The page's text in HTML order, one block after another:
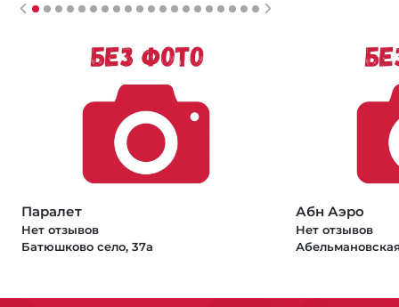
Паралет
Нет отзывов
Батюшково село, 37а
Абн Аэро
Нет отзывов